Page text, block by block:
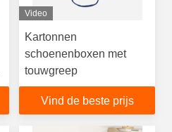
Video
Kartonnen
schoenenboxen met
touwgreep
Vind de beste prijs